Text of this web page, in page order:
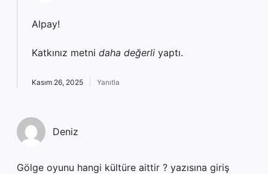
Alpay!
Katkınız metni daha değerli yaptı.
Kasım 26, 2025 Yanıtla
Deniz
Gölge oyunu hangi kültüre aittir ? yazısına giriş